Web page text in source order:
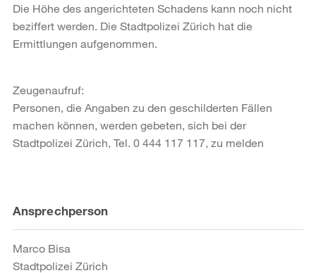
Die Höhe des angerichteten Schadens kann noch nicht
beziffert werden. Die Stadtpolizei Zürich hat die
Ermittlungen aufgenommen.
Zeugenaufruf:
Personen, die Angaben zu den geschilderten Fällen
machen können, werden gebeten, sich bei der
Stadtpolizei Zürich, Tel. 0 444 117 117, zu melden
Weitere
Informationen
Ansprechperson
Marco Bisa
Stadtpolizei Zürich